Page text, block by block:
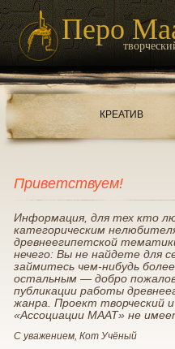
Перо
КРЕАТИВ
Приветствуем!
Информация, для тех кто
категорическим
древнеегипетской
нечего: Вы не найдете для
займитесь чем-нибудь
остальным — добро
публикации работы
жанра. Проект творческий
«Ассоциации МААТ» не
С уважением, Кот Учёный